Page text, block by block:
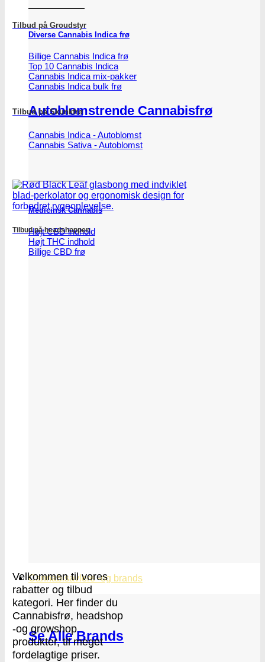
Diverse Cannabis Indica frø
Billige Cannabis Indica frø
Top 10 Cannabis Indica
Cannabis Indica mix-pakker
Cannabis Indica bulk frø
Autoblomstrende Cannabisfrø
Cannabis Indica - Autoblomst
Cannabis Sativa - Autoblomst
Medicinsk Cannabis
Højt CBD indhold
Højt THC indhold
Billige CBD frø
Cannabisavlere -og brands
Se Alle Brands
Tilbud på Groudstyr
Tilbud på Skunkfrø
Tilbud på headshoppen
Velkommen til vores
rabatter og tilbud
kategori. Her finder du
Cannabisfrø, headshop
-og growshop
produkter, til meget
fordelagtige priser.